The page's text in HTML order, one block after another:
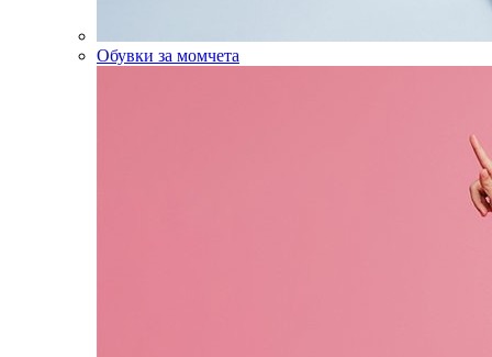
Обувки за момчета